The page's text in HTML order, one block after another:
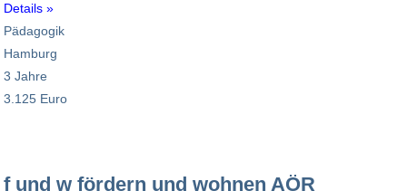
Details »
Pädagogik
Hamburg
3 Jahre
3.125 Euro
f und w fördern und wohnen AÖR